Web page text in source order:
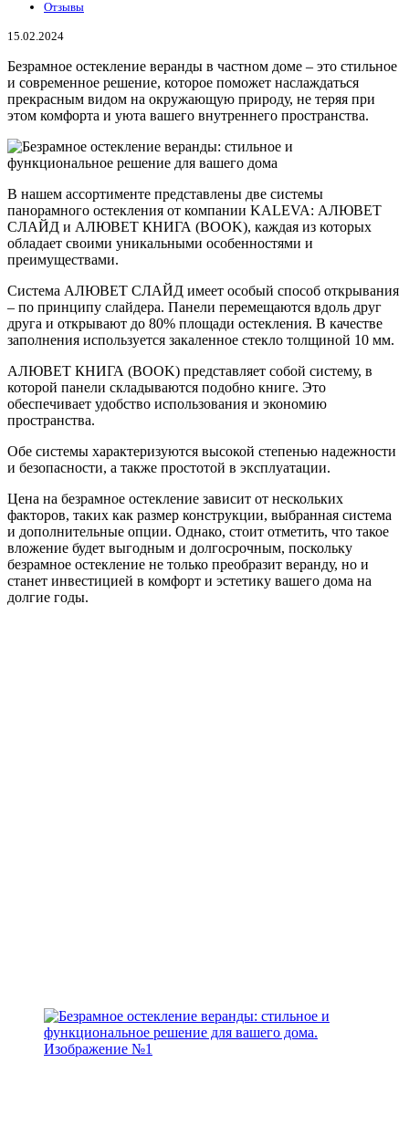
Отзывы
15.02.2024
Безрамное остекление веранды в частном доме – это стильное
и современное решение, которое поможет наслаждаться
прекрасным видом на окружающую природу, не теряя при
этом комфорта и уюта вашего внутреннего пространства.
В нашем ассортименте представлены две системы
панорамного остекления от компании KALEVA: АЛЮВЕТ
СЛАЙД и АЛЮВЕТ КНИГА (BOOK), каждая из которых
обладает своими уникальными особенностями и
преимуществами.
Система АЛЮВЕТ СЛАЙД имеет особый способ открывания
– по принципу слайдера. Панели перемещаются вдоль друг
друга и открывают до 80% площади остекления. В качестве
заполнения используется закаленное стекло толщиной 10 мм.
АЛЮВЕТ КНИГА (BOOK) представляет собой систему, в
которой панели складываются подобно книге. Это
обеспечивает удобство использования и экономию
пространства.
Обе системы характеризуются высокой степенью надежности
и безопасности, а также простотой в эксплуатации.
Цена на безрамное остекление зависит от нескольких
факторов, таких как размер конструкции, выбранная система
и дополнительные опции. Однако, стоит отметить, что такое
вложение будет выгодным и долгосрочным, поскольку
безрамное остекление не только преобразит веранду, но и
станет инвестицией в комфорт и эстетику вашего дома на
долгие годы.